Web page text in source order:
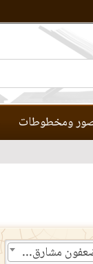
ومخطوطات
137- وأورثنا القوم الذين كانوا يستضعفون مشارق الأرض ومغاربها التي باركنا فيها وتمت كلمت ربك الحسنى على بني إسرائيل بما صبروا ودمرنا ما كان يصنع فرعون وقومه وما كانوا يعرشون